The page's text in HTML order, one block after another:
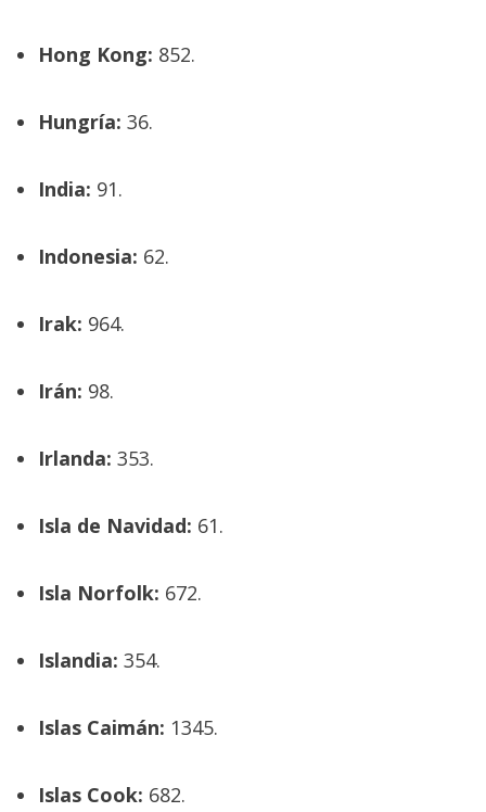
Hong Kong: 852.
Hungría: 36.
India: 91.
Indonesia: 62.
Irak: 964.
Irán: 98.
Irlanda: 353.
Isla de Navidad: 61.
Isla Norfolk: 672.
Islandia: 354.
Islas Caimán: 1345.
Islas Cook: 682.